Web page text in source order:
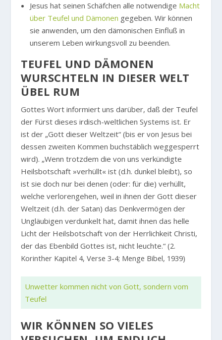
Jesus hat seinen Schäfchen alle notwendige Macht
über Teufel und Dämonen gegeben. Wir können
sie anwenden, um den dämonischen Einfluß in
unserem Leben wirkungsvoll zu beenden.
TEUFEL UND DÄMONEN
WURSCHTELN IN DIESER WELT
ÜBEL RUM
Gottes Wort informiert uns darüber, daß der Teufel
der Fürst dieses irdisch-weltlichen Systems ist. Er
ist der „Gott dieser Weltzeit“ (bis er von Jesus bei
dessen zweiten Kommen buchstäblich weggesperrt
wird). „Wenn trotzdem die von uns verkündigte
Heilsbotschaft »verhüllt« ist (d.h. dunkel bleibt), so
ist sie doch nur bei denen (oder: für die) verhüllt,
welche verlorengehen, weil in ihnen der Gott dieser
Weltzeit (d.h. der Satan) das Denkvermögen der
Ungläubigen verdunkelt hat, damit ihnen das helle
Licht der Heilsbotschaft von der Herrlichkeit Christi,
der das Ebenbild Gottes ist, nicht leuchte.“ (2.
Korinther Kapitel 4, Verse 3-4; Menge Bibel, 1939)
Unwetter kommen nicht von Gott, sondern vom
Teufel
WIR KÖNNEN SO VIELES